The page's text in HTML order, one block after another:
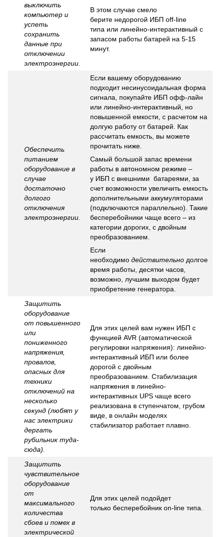
выключить
компьютер и
успеть
сохранить
данные при
отключении
электроэнергии
В этом случае смело
берите недорогой ИБП off-line
типа или линейно-интерактивный с
запасом работы батарей на 5-15
минут.
Обеспечить
питанием
оборудование в
случае
достаточно
долгого
отключения
электроэнергии.
Если вашему оборудованию
подходит несинусоидальная форма
сигнала, покупайте ИБП офф-лайн
или линейно-интерактивный, но
повышенной емкости, с расчетом на
долгую работу от батарей. Как
рассчитать емкость, вы можете
прочитать ниже.
Самый большой запас времени
работы в автономном режиме –
у ИБП с внешними батареями , за
счет возможности увеличить емкость
дополнительными аккумуляторами
(подключаются параллельно). Такие
бесперебойники чаще всего – из
категории дорогих, с двойным
преобразованием.
Если
необходимо действительно долгое
время работы, десятки часов,
возможно, лучшим выходом будет
приобретение генератора.
Защитить
оборудование
от повышенного
или
пониженного
напряжения,
провалов,
опасных для
техники
отключений на
несколько
секунд (любят у
нас электрики
дергать
рубильник туда-
сюда).
Для этих целей вам нужен ИБП с
функцией AVR (автоматической
регулировки напряжения): линейно-
интерактивный ИБП или более
дорогой с двойным
преобразованием. Стабилизация
напряжения в линейно-
интерактивных UPS чаще всего
реализована в ступенчатом, грубом
виде, в онлайн моделях
стабилизатор работает плавно.
Защитить
чувствительное
оборудование
от
максимального
количества
сбоев и помех в
электрической
Для этих целей подойдет
только бесперебойник on-line типа